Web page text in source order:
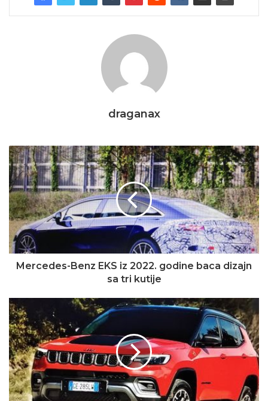
draganax
Mercedes-Benz EKS iz 2022. godine baca dizajn
sa tri kutije